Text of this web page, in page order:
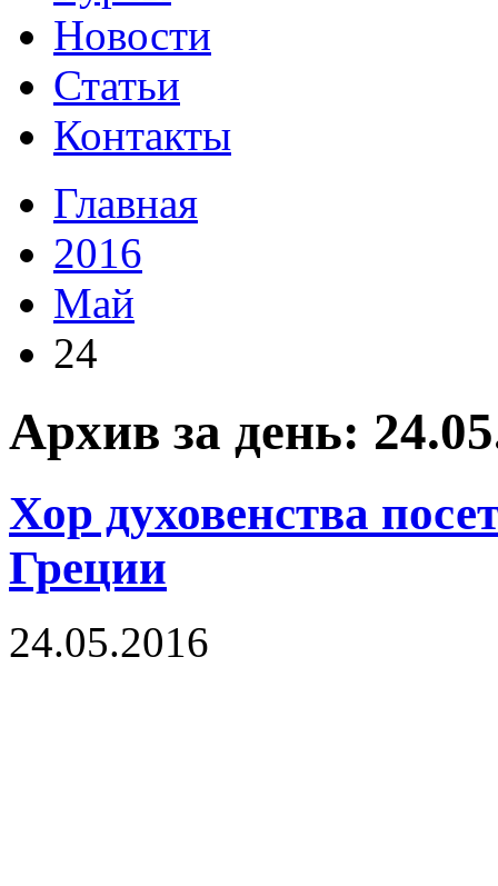
Новости
Статьи
Контакты
Главная
2016
Май
24
Архив за день:
Хор духовенства
Греции
24.05.2016